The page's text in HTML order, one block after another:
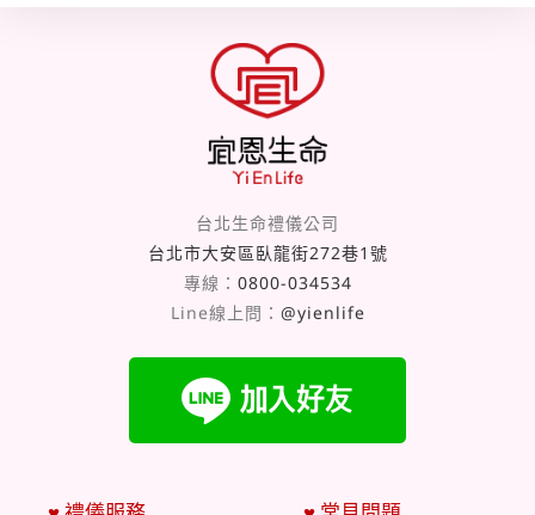
台北生命禮儀公司
台北市大安區臥龍街272巷1號
專線： 0800-034534
Line線上問： @yienlife